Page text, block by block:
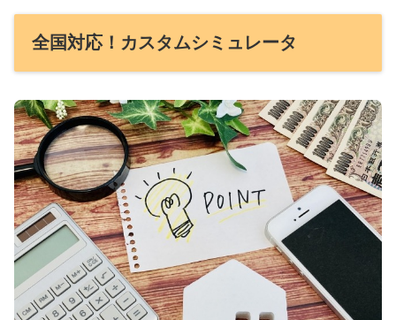
全国対応！カスタムシミュレータ